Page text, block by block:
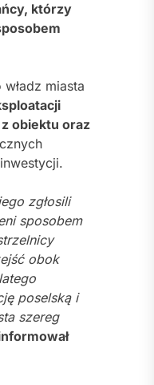
którzy
miasta
obiektu oraz
zgłosili
sposobem
obok
poselską i
szereg